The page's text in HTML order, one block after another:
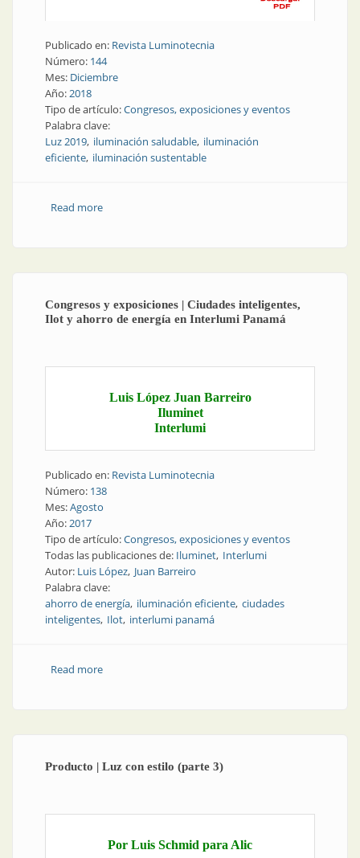
Publicado en: Revista Luminotecnia
Número: 144
Mes: Diciembre
Año:2018
Tipo de artículo:Congresos, exposiciones y eventos
Palabra clave:
Luz 2019 iluminación saludable iluminación
eficiente iluminación sustentable
Read moreabout Congresos y exposiciones | Jornadas en 2019
Congresos y exposiciones | Ciudades inteligentes,
Ilot y ahorro de energía en Interlumi Panamá
Luis López Juan Barreiro
Iluminet
Interlumi
Publicado en: Revista Luminotecnia
Número: 138
Mes:Agosto
Año:2017
Tipo de artículo:Congresos, exposiciones y eventos
Todas las publicaciones de: Iluminet Interlumi
Autor: Luis López Juan Barreiro
Palabra clave:
ahorro de energía iluminación eficiente ciudades
inteligentes Ilot interlumi panamá
Read moreabout Congresos y exposiciones | Ciudades
Producto | Luz con estilo (parte 3)
Por Luis Schmid para Alic